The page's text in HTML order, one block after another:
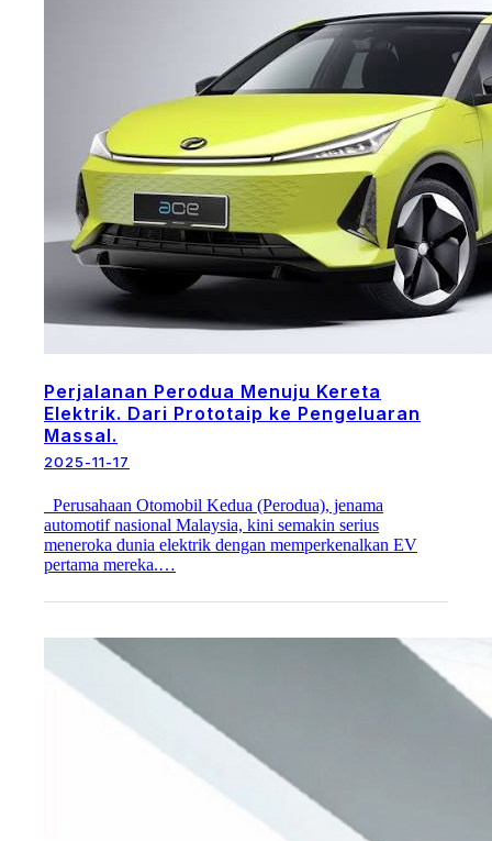
Perjalanan Perodua Menuju Kereta
Elektrik. Dari Prototaip ke Pengeluaran
Massal.
2025-11-17
Perusahaan Otomobil Kedua (Perodua), jenama
automotif nasional Malaysia, kini semakin serius
meneroka dunia elektrik dengan memperkenalkan EV
pertama mereka.…